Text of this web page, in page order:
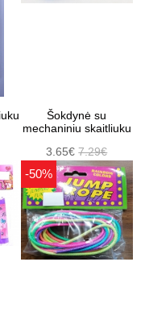
Šokdynė su
mechaniniu skaitliuku
3.65€7.29€
-50%